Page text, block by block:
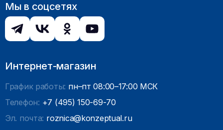
Мы в соцсетях
Интернет-магазин
График работы: пн–пт 08:00–17:00 МСК
Телефон: +7 (495) 150-69-70
Эл. почта: roznica@konzeptual.ru